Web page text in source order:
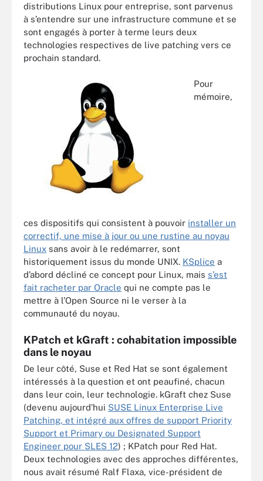
distributions Linux pour entreprise, sont parvenus
à s’entendre sur une infrastructure commune et se
sont engagés à porter à terme leurs deux
technologies respectives de live patching vers ce
prochain standard.
Pour
mémoire,
ces dispositifs qui consistent à pouvoir installer un
correctif, une mise à jour ou une rustine au noyau
Linux sans avoir à le redémarrer, sont
historiquement issus du monde UNIX. KSplice a
d’abord décliné ce concept pour Linux, mais s’est
fait racheter par Oracle qui ne compte pas le
mettre à l’Open Source ni le verser à la
communauté du noyau.
KPatch et kGraft : cohabitation impossible
dans le noyau
De leur côté, Suse et Red Hat se sont également
intéressés à la question et ont peaufiné, chacun
dans leur coin, leur technologie. kGraft chez Suse
(devenu aujourd’hui SUSE Linux Enterprise Live
Patching, et intégré aux offres de support Priority
Support et Primary ou Designated Support
Engineer pour SLES 12) ; KPatch pour Red Hat.
Deux technologies avec des approches différentes,
nous avait résumé Ralf Flaxa, vice-président de